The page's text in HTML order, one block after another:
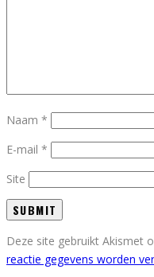
Naam *
E-mail *
Site
Deze site gebruikt Akismet
reactie gegevens worden